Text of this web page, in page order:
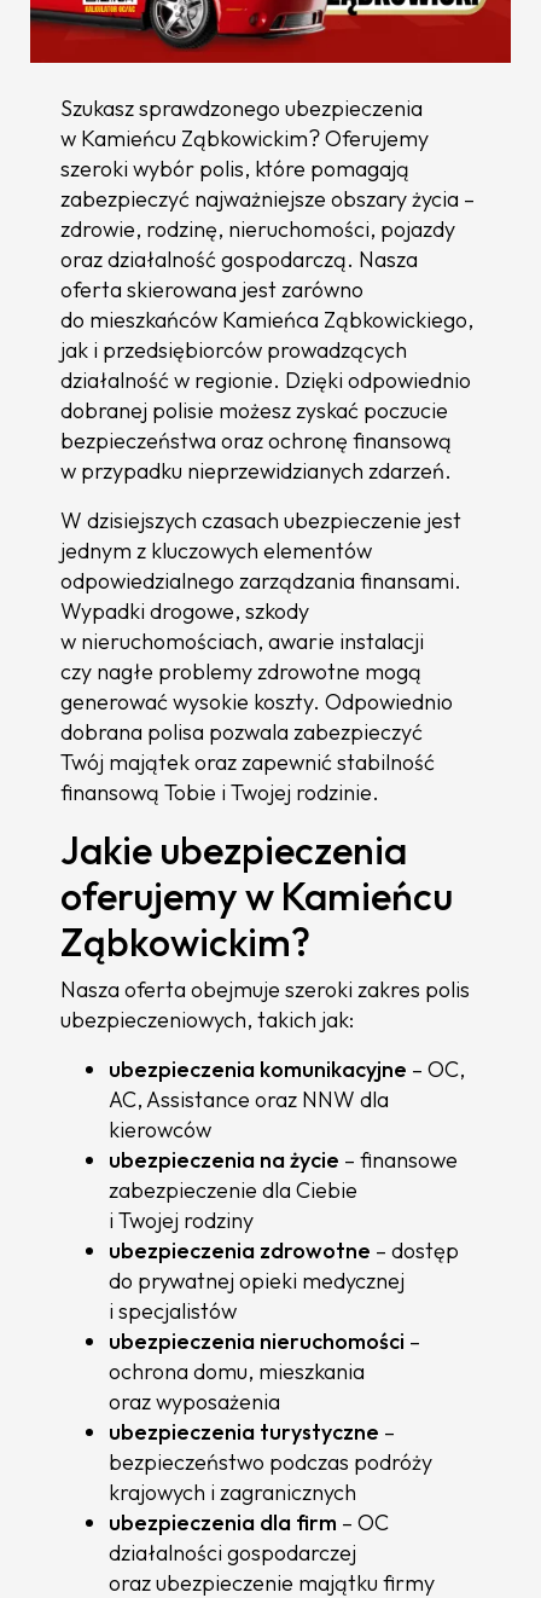
Szukasz sprawdzonego ubezpieczenia
w Kamieńcu Ząbkowickim? Oferujemy
szeroki wybór polis, które pomagają
zabezpieczyć najważniejsze obszary życia –
zdrowie, rodzinę, nieruchomości, pojazdy
oraz działalność gospodarczą. Nasza
oferta skierowana jest zarówno
do mieszkańców Kamieńca Ząbkowickiego,
jak i przedsiębiorców prowadzących
działalność w regionie. Dzięki odpowiednio
dobranej polisie możesz zyskać poczucie
bezpieczeństwa oraz ochronę finansową
w przypadku nieprzewidzianych zdarzeń.
W dzisiejszych czasach ubezpieczenie jest
jednym z kluczowych elementów
odpowiedzialnego zarządzania finansami.
Wypadki drogowe, szkody
w nieruchomościach, awarie instalacji
czy nagłe problemy zdrowotne mogą
generować wysokie koszty. Odpowiednio
dobrana polisa pozwala zabezpieczyć
Twój majątek oraz zapewnić stabilność
finansową Tobie i Twojej rodzinie.
Jakie ubezpieczenia
oferujemy w Kamieńcu
Ząbkowickim?
Nasza oferta obejmuje szeroki zakres polis
ubezpieczeniowych, takich jak:
ubezpieczenia komunikacyjne – OC,
AC, Assistance oraz NNW dla
kierowców
ubezpieczenia na życie – finansowe
zabezpieczenie dla Ciebie
i Twojej rodziny
ubezpieczenia zdrowotne – dostęp
do prywatnej opieki medycznej
i specjalistów
ubezpieczenia nieruchomości –
ochrona domu, mieszkania
oraz wyposażenia
ubezpieczenia turystyczne –
bezpieczeństwo podczas podróży
krajowych i zagranicznych
ubezpieczenia dla firm – OC
działalności gospodarczej
oraz ubezpieczenie majątku firmy